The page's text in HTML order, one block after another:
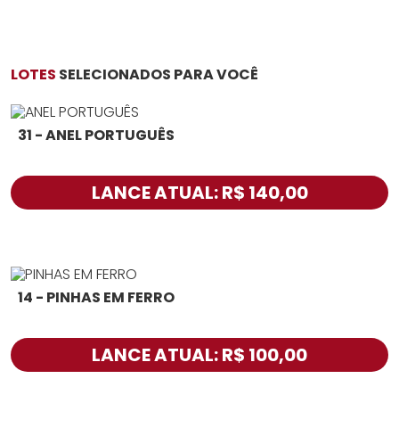
LOTES SELECIONADOS PARA VOCÊ
31 - ANEL PORTUGUÊS
LANCE ATUAL: R$ 140,00
14 - PINHAS EM FERRO
LANCE ATUAL: R$ 100,00